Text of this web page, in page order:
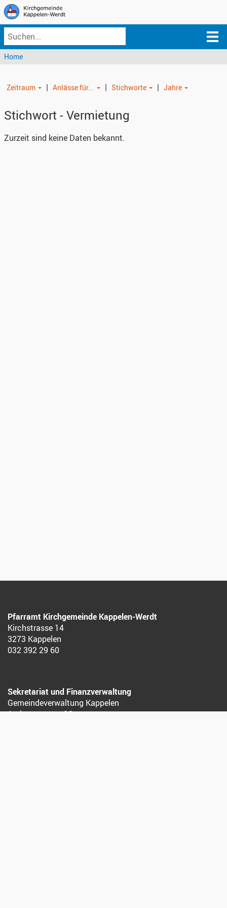
Home
Zeitraum | Anlässe für... | Stichworte | Jahre
Stichwort - Vermietung
Zurzeit sind keine Daten bekannt.
Pfarramt Kirchgemeinde Kappelen-Werdt
Kirchstrasse 14
3273 Kappelen
032 392 29 60
Sekretariat und Finanzverwaltung
Gemeindeverwaltung Kappelen
Aarbergstrasse 12